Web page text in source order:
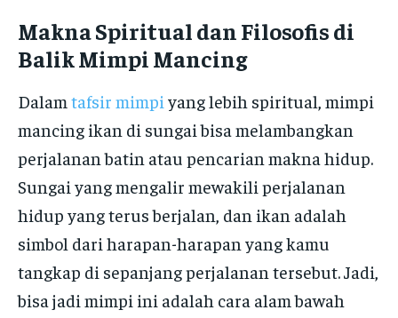
Makna Spiritual dan Filosofis di
Balik Mimpi Mancing
Dalam tafsir mimpi yang lebih spiritual, mimpi
mancing ikan di sungai bisa melambangkan
perjalanan batin atau pencarian makna hidup.
Sungai yang mengalir mewakili perjalanan
hidup yang terus berjalan, dan ikan adalah
simbol dari harapan-harapan yang kamu
tangkap di sepanjang perjalanan tersebut. Jadi,
bisa jadi mimpi ini adalah cara alam bawah